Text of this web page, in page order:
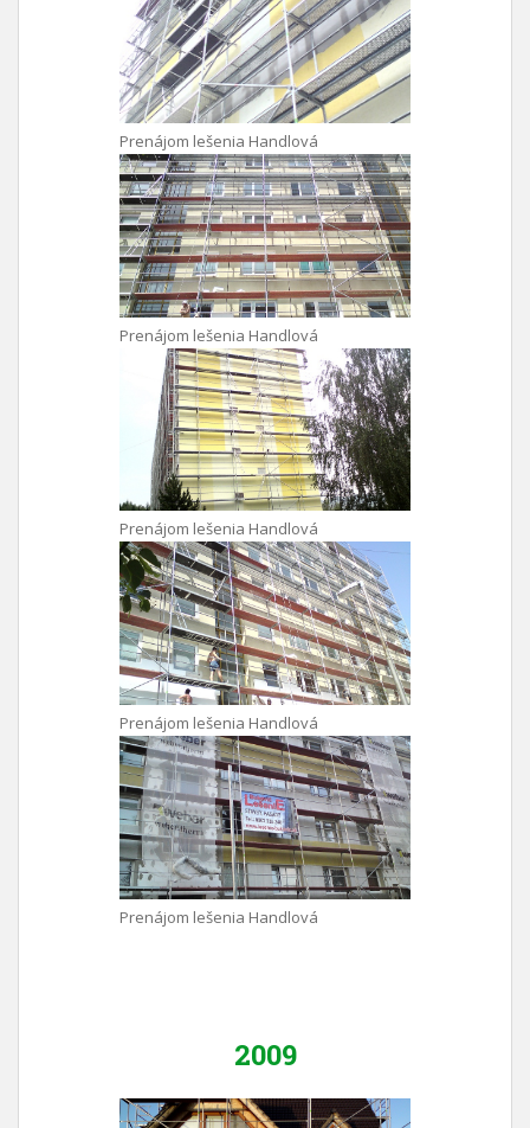
Prenájom lešenia Handlová
Prenájom lešenia Handlová
Prenájom lešenia Handlová
Prenájom lešenia Handlová
Prenájom lešenia Handlová
2009